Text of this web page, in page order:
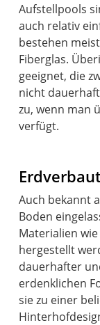
Aufstellpools
auch relativ
bestehen
Fiberglas.
geeignet, die
nicht
zu, wenn man
verfügt.
Auch bekannt
Boden
Materialien
hergestellt
dauerhafter
erdenklichen
sie zu einer